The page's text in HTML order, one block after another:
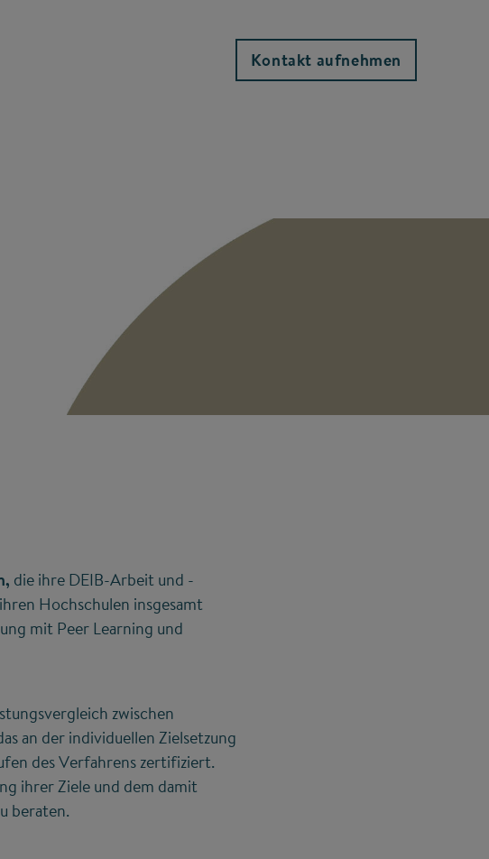
Kontakt aufnehmen
die ihre DEIB-Arbeit und -
Hochschulen insgesamt
mit Peer Learning und
zwischen
an der individuellen Zielsetzung
des Verfahrens zertifiziert.
ihrer Ziele und dem damit
beraten.